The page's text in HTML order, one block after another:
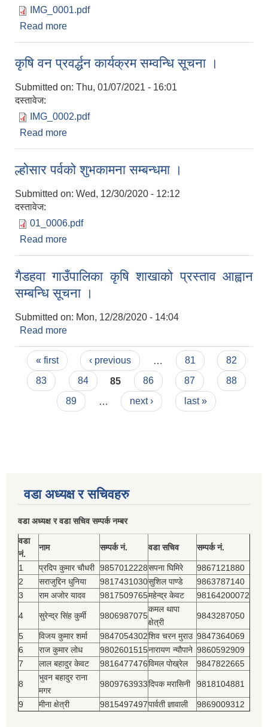
IMG_0001.pdf
Read more
कृषि वन प्रवर्द्धन कार्यक्रम सम्वन्धि सूचना ।
Submitted on: Thu, 01/07/2021 - 16:01
दस्तावेज:
IMG_0002.pdf
Read more
ल्होसार पर्वको शुभकामना सम्बन्धमा ।
Submitted on: Wed, 12/30/2020 - 12:12
दस्तावेज:
01_0006.pdf
Read more
गैडहवा गाउँपालिका कृषि शाखाको प्रस्ताव आह्वान
सम्बन्धि सूचना ।
Submitted on: Mon, 12/28/2020 - 14:04
Read more
Pages
« first ‹ previous 81
82
83
84 85 86 87
88
89
next › last »
वडा अध्यक्ष र सचिवहरु
वडा अध्यक्ष र वडा सचिव सम्पर्क नम्बर
वडा
नं.
नाम सम्पर्क नं. वडा सचिव सम्पर्क नं.
1 प्रदिप कुमार चौधरी 9857012228सपना घिमिरे
9867121880
2
सराजुद्दिन धुनिया 9817431030सुशिल पाण्डे
9863787140
3
राम अजोर यादव 9817509765महेन्द्र केवट 98164200072
4 सुरेन्द्र सिंह कुर्मी 9806987075
कमल थापा
क्षेत्री
9843287050
5 विजय कुमार शर्मा 9847054302शिव चरन मुराउ 9847364069
6
राज कुमार लोध 9802601515नारायण न्यौपाने 9860592909
7
लाल बहादुर केवट 9816477476विमल पोख्रेल 9847822665
8
भुवन बहादुर राना
मगर
9809763933दिपक मरासिनी 9818104881
9 मीना क्षेत्री 9815497497पार्वती ज्ञावाली 9869009312